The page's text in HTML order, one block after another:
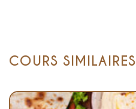
COURS SIMILAIRES